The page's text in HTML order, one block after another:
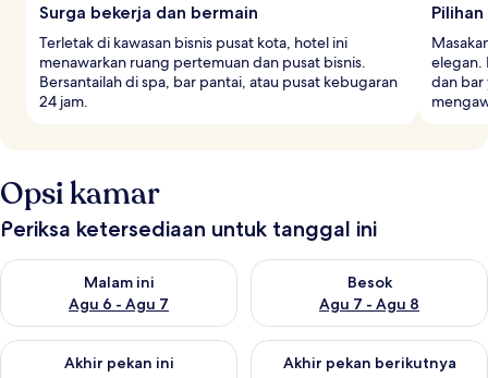
Surga bekerja dan bermain
Terletak di kawasan bisnis pusat kota, hotel ini
menawarkan ruang pertemuan dan pusat bisnis.
Bersantailah di spa, bar pantai, atau pusat kebugaran
24 jam.
elegan.
dan bar
Opsi kamar
Periksa ketersediaan untuk tanggal ini
Malam ini
Agu 6 - Agu 7
Periksa ketersediaan untuk malam ini Agu 6 - Agu 7
Besok
Agu 7 - Agu 8
Periksa ketersediaan untuk
Akhir pekan ini
Periksa ketersediaan untuk akhir pekan ini Agu 7 - Agu 9
Akhir pekan berikutnya
Periksa ketersediaan untuk